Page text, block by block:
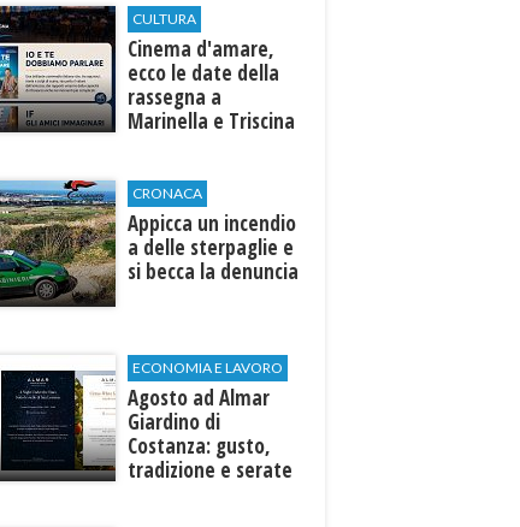
CULTURA
Cinema d'amare,
ecco le date della
rassegna a
Marinella e Triscina
CRONACA
Appicca un incendio
a delle sterpaglie e
si becca la denuncia
ECONOMIA E LAVORO
Agosto ad Almar
Giardino di
Costanza: gusto,
tradizione e serate